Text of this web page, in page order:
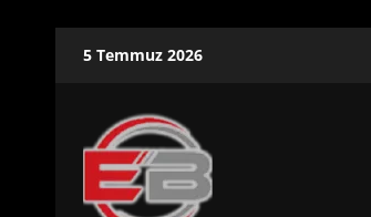
5 Temmuz 2026